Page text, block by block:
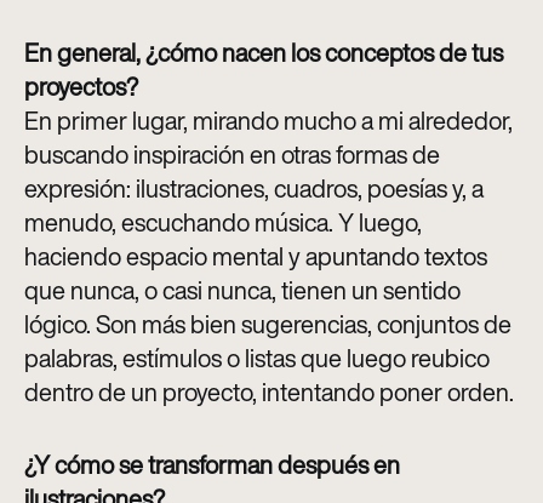
En general, ¿cómo nacen los conceptos de tus
proyectos?
En primer lugar, mirando mucho a mi alrededor,
buscando inspiración en otras formas de
expresión: ilustraciones, cuadros, poesías y, a
menudo, escuchando música. Y luego,
haciendo espacio mental y apuntando textos
que nunca, o casi nunca, tienen un sentido
lógico. Son más bien sugerencias, conjuntos de
palabras, estímulos o listas que luego reubico
dentro de un proyecto, intentando poner orden.
¿Y cómo se transforman después en